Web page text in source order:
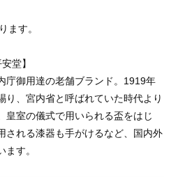
ます。
堂】
庁御用達の老舗ブランド。1919年
り、宮内省と呼ばれていた時代より
皇室の儀式で用いられる盃をはじ
される漆器も手がけるなど、国内外
す。